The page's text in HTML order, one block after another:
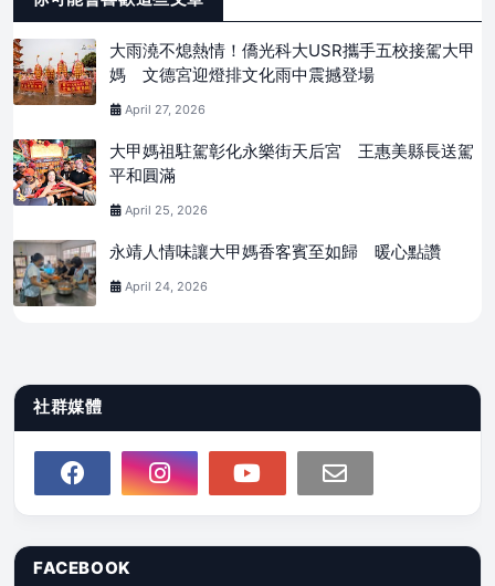
大雨澆不熄熱情！僑光科大USR攜手五校接駕大甲
媽 文德宮迎燈排文化雨中震撼登場
April 27, 2026
大甲媽祖駐駕彰化永樂街天后宮 王惠美縣長送駕
平和圓滿
April 25, 2026
永靖人情味讓大甲媽香客賓至如歸 暖心點讚
April 24, 2026
社群媒體
FACEBOOK